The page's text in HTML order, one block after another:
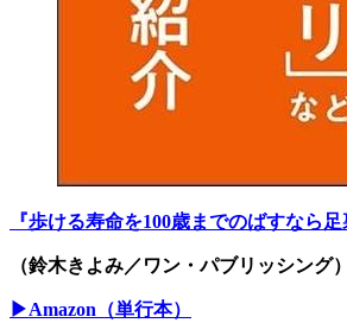
『歩ける寿命を100歳までのばすなら足
（鈴木きよみ／ワン・パブリッシング）
▶Amazon（単行本）